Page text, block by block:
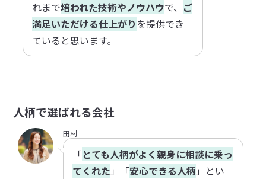
れまで培われた技術やノウハウで、 ご
満足いただける仕上がり を提供でき
ていると思います。
人柄で選ばれる会社
田村
「とても人柄がよく親身に相談に乗っ
てくれた 」「安心できる人柄 」とい